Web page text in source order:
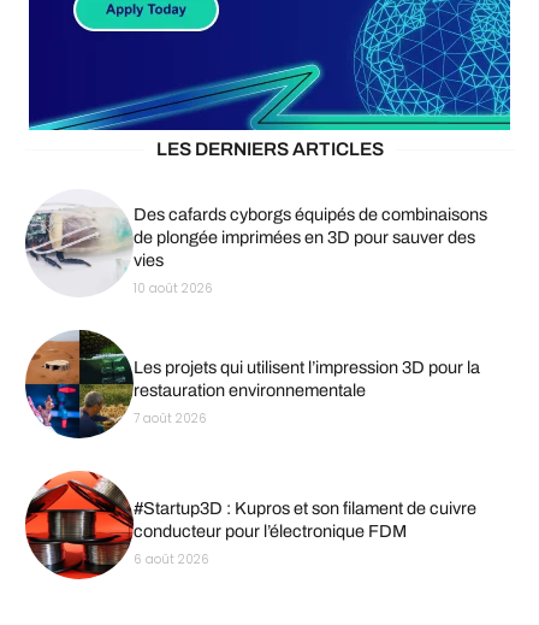
LES DERNIERS ARTICLES
Des cafards cyborgs équipés de combinaisons
de plongée imprimées en 3D pour sauver des
vies
10 août 2026
Les projets qui utilisent l’impression 3D pour la
restauration environnementale
7 août 2026
#Startup3D : Kupros et son filament de cuivre
conducteur pour l’électronique FDM
6 août 2026